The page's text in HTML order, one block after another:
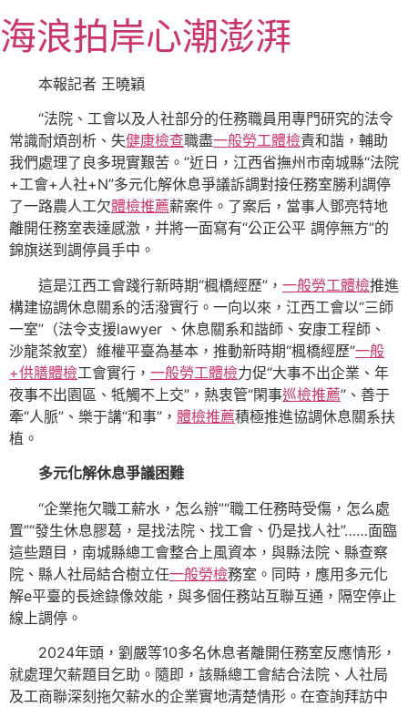
至
主海浪拍岸心潮澎湃
本報記者 王曉穎
“法院、工會以及人社部分的任務職員用專門研究的法令
常識耐煩剖析、失健康檢查職盡一般勞工體檢責和諧，輔助
我們處理了良多現實艱苦。”近日，江西省撫州市南城縣“法院
+工會+人社+N”多元化解休息爭議訴調對接任務室勝利調停
了一路農人工欠體檢推薦薪案件。了案后，當事人鄧亮特地
離開任務室表達感激，并將一面寫有“公正公平 調停無方”的
錦旗送到調停員手中。
這是江西工會踐行新時期“楓橋經歷”， 一般勞工體檢推進
構建協調休息關系的活潑實行。一向以來，江西工會以“三師
一室”（法令支援lawyer 、休息關系和諧師、安康工程師、
沙龍茶敘室）維權平臺為基本，推動新時期“楓橋經歷”一般
+供膳體檢工會實行， 一般勞工體檢力促“大事不出企業、年
夜事不出園區、牴觸不上交”，熱衷管“閑事巡檢推薦”、善于
牽“人脈”、樂于講“和事”， 體檢推薦積極推進協調休息關系扶
植。
多元化解休息爭議困難
“企業拖欠職工薪水，怎么辦”“職工任務時受傷，怎么處
置”“發生休息膠葛，是找法院、找工會、仍是找人社”……面臨
這些題目，南城縣總工會整合上風資本，與縣法院、縣查察
院、縣人社局結合樹立任一般勞檢務室。同時，應用多元化
解e平臺的長途錄像效能，與多個任務站互聯互通，隔空停止
線上調停。
2024年頭，劉嚴等10多名休息者離開任務室反應情形，
就處理欠薪題目乞助。隨即，該縣總工會結合法院、人社局
及工商聯深刻拖欠薪水的企業實地清楚情形。在查詢拜訪中